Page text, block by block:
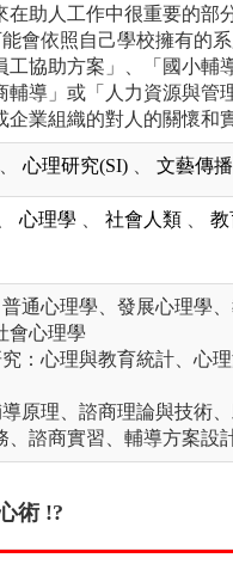
在助人工作中很重要的部
會依照自己學校擁有的
工協助方案」、「國小輔
輔導」或「人力資源與
企業組織的對人的關懷和
心理研究(SI) 文藝傳
心理學 社會人類 教
通心理學、發展心理學
會心理學
：心理與教育統計、心
原理、諮商理論與技術
、諮商實習、輔導方案設
術 !?